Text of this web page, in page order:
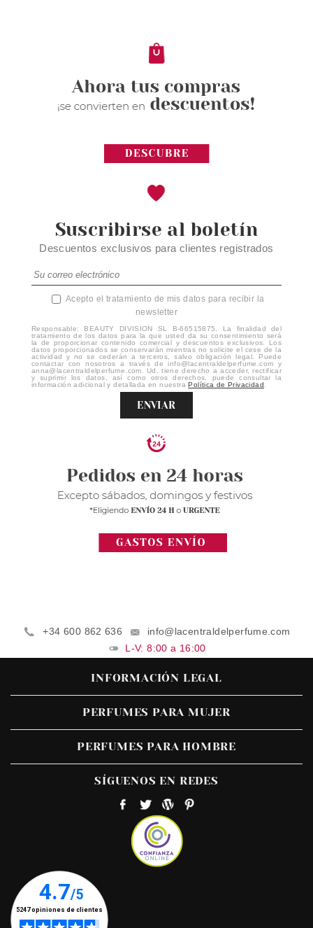
14.75€
Suscribirse al boletín
Descuentos exclusivos para clientes registrados
Acepto el tratamiento de mis datos para recibir la
newsletter
Responsable: BEAUTY DIVISION SL B-66515875. La finalidad del
tratamiento de los datos para la que usted da su consentimiento será
la de proporcionar contenido comercial y descuentos exclusivos. Los
datos proporcionados se conservarán mientras no solicite el cese de la
actividad y no se cederán a terceros, salvo obligación legal. Puede
contactar con nosotros a través de info@lacentraldelperfume.com y
anna@lacentraldelperfume.com. Ud. tiene derecho a acceder, rectificar
y suprimir los datos, así como otros derechos, puede consultar la
información adicional y detallada en nuestraPolítica de Privacidad
ENVIAR
+34 600 862 636
info@lacentraldelperfume.com
L-V: 8:00 a 16:00
INFORMACIÓN LEGAL
PERFUMES PARA MUJER
PERFUMES PARA HOMBRE
SÍGUENOS EN REDES